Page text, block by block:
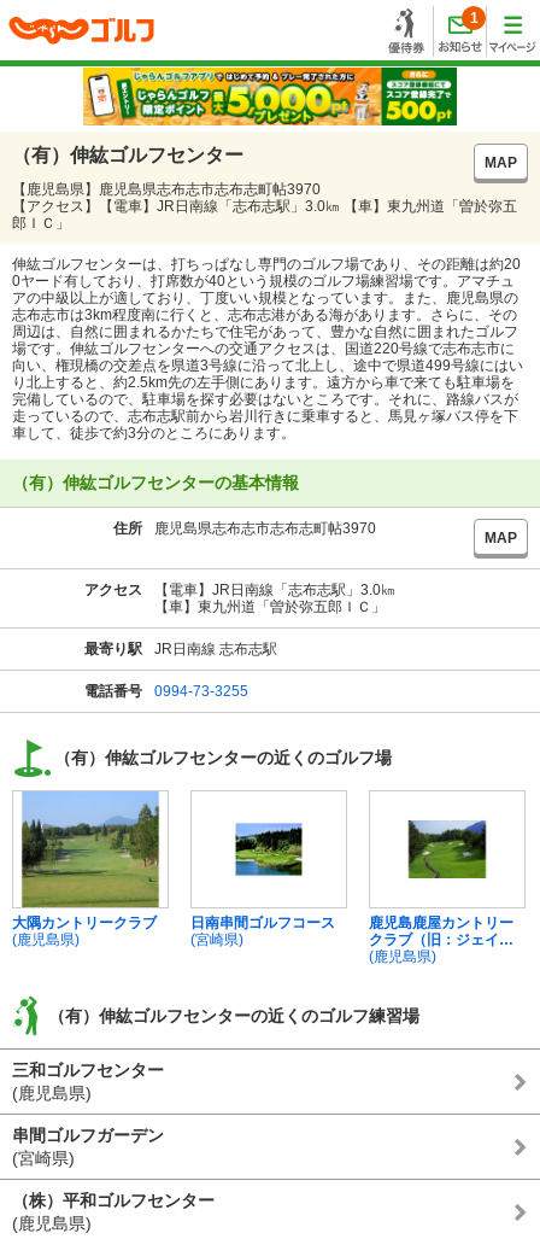
1
（有）伸紘ゴルフセンター
MAP
【鹿児島県】鹿児島県志布志市志布志町帖3970
【アクセス】【電車】JR日南線「志布志駅」3.0㎞ 【車】東九州道「曽於弥五
郎ＩＣ」
伸紘ゴルフセンターは、打ちっぱなし専門のゴルフ場であり、その距離は約20
0ヤード有しており、打席数が40という規模のゴルフ場練習場です。アマチュ
アの中級以上が適しており、丁度いい規模となっています。また、鹿児島県の
志布志市は3km程度南に行くと、志布志港がある海があります。さらに、その
周辺は、自然に囲まれるかたちで住宅があって、豊かな自然に囲まれたゴルフ
場です。伸紘ゴルフセンターへの交通アクセスは、国道220号線で志布志市に
向い、権現橋の交差点を県道3号線に沿って北上し、途中で県道499号線にはい
り北上すると、約2.5km先の左手側にあります。遠方から車で来ても駐車場を
完備しているので、駐車場を探す必要はないところです。それに、路線バスが
走っているので、志布志駅前から岩川行きに乗車すると、馬見ヶ塚バス停を下
車して、徒歩で約3分のところにあります。
（有）伸紘ゴルフセンターの基本情報
住所 鹿児島県志布志市志布志町帖3970
MAP
アクセス
【電車】JR日南線「志布志駅」3.0㎞
【車】東九州道「曽於弥五郎ＩＣ」
最寄り駅 JR日南線 志布志駅
電話番号 0994-73-3255
（有）伸紘ゴルフセンターの近くのゴルフ場
大隅カントリークラブ
(鹿児島県)
日南串間ゴルフコース
(宮崎県)
鹿児島鹿屋カントリー
クラブ（旧：ジェイズ
鹿屋）
(鹿児島県)
（有）伸紘ゴルフセンターの近くのゴルフ練習場
三和ゴルフセンター
(鹿児島県)
串間ゴルフガーデン
(宮崎県)
（株）平和ゴルフセンター
(鹿児島県)